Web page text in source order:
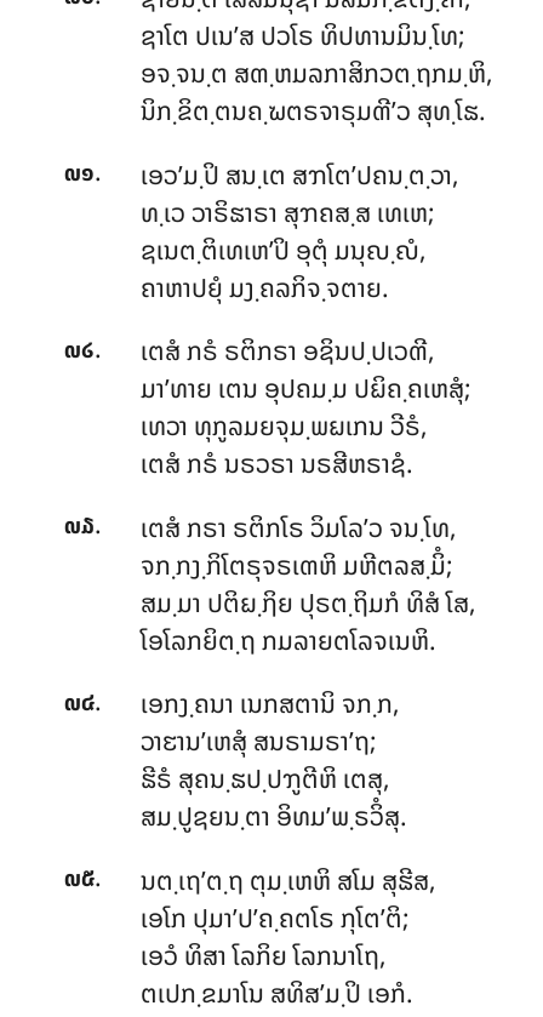
ຊາໂຕ ປເນ’ສ ປວໂຣ ທິປທານມິນ຺ໂທ;
ອຈ຺ຈນ຺ຕ ສຓ຺ຫມລກາສິກວຕ຺ຖກມ຺ຫິ,
ນິກ຺ຂິຕ຺ຕນຄ຺ຆຕຣຈາຣຸມຓີ’ວ ສຸທ຺ໂຘ.
໙໑.
ເອວ’ມ຺ປິ ສນ຺ເຕ ສຠໂຕ’ປຄນ຺ຕ຺ວາ,
ທ຺ເວ ວາຣິຘາຣາ ສຸຠຄສ຺ສ ເທເຫ;
ຊເນຕ຺ຕິເທເຫ’ປິ ອຸຕຸໍ ມນຸຎ຺ຎໍ,
ຄາຫາປຍຸໍ ມງ຺ຄລກິຈ຺ຈຕາຍ.
໙໒.
ເຕສໍ ກຣໍ ຣຕິກຣາ ອຊິນປ຺ປເວຓີ,
ມາ’ທາຍ ເຕນ ອຸປຄມ຺ມ ປຏິຄ຺ຄເຫສຸໍ;
ເທວາ ທຸກູລມຍຈຸມ຺ພຏເກນ ວີຣໍ,
ເຕສໍ ກຣໍ ນຣວຣາ ນຣສີຫຣາຊໍ.
໙໓.
ເຕສໍ ກຣາ ຣຕິກໂຣ ວິມໂລ’ວ ຈນ຺ໂທ,
ຈກ຺ກງ຺ກິໂຕຣຸຈຣເຓຫິ ມຫີຕລສ຺ມິໍ;
ສມ຺ມາ ປຕິຏ຺ຐິຍ ປຸຣຕ຺ຖິມກໍ ທິສໍ ໂສ,
ໂອໂລກຍິຕ຺ຖ ກມລາຍຕໂລຈເນຫິ.
໙໔.
ເອກງ຺ຄນາ ເນກສຕານິ ຈກ຺ກ,
ວາຬານ’ເຫສຸໍ ສນຣາມຣາ’ຖ;
ຘີຣໍ ສຸຄນ຺ຘປ຺ປຠູຕີຫິ ເຕສຸ,
ສມ຺ປູຊຍນ຺ຕາ ອິທມ’ພ຺ຣວິໍສຸ.
໙໕.
ນຕ຺ເຖ’ຕ຺ຖ ຕຸມ຺ເຫຫິ ສໂມ ສຸຘີສ,
ເອໂກ ປຸມາ’ປ’ຄ຺ຄຕໂຣ ກຸໂຕ’ຕິ;
ເອວໍ ທິສາ ໂລກິຍ ໂລກນາໂຖ,
ຕເປກ຺ຂມາໂນ ສທິສ’ມ຺ປິ ເອກໍ.